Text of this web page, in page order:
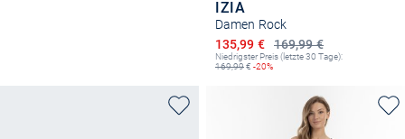
IZIA
Damen Rock
169,99 €
Ermäßigter Preis
135,99 €
Niedrigster Preis (letzte 30 Tage):
169,99€ -20%